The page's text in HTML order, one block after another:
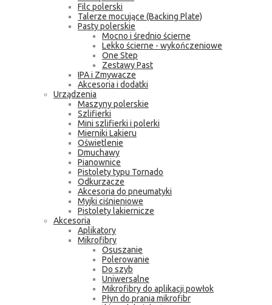
Filc polerski
Talerze mocujące (Backing Plate)
Pasty polerskie
Mocno i średnio ścierne
Lekko ścierne - wykończeniowe
One Step
Zestawy Past
IPA i Zmywacze
Akcesoria i dodatki
Urządzenia
Maszyny polerskie
Szlifierki
Mini szlifierki i polerki
Mierniki Lakieru
Oświetlenie
Dmuchawy
Pianownice
Pistolety typu Tornado
Odkurzacze
Akcesoria do pneumatyki
Myjki ciśnieniowe
Pistolety lakiernicze
Akcesoria
Aplikatory
Mikrofibry
Osuszanie
Polerowanie
Do szyb
Uniwersalne
Mikrofibry do aplikacji powłok
Płyn do prania mikrofibr